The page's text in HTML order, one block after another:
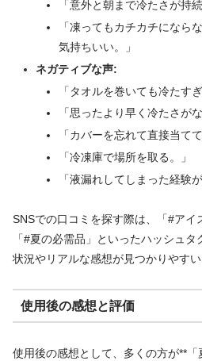
「意外と朝まで冷たさが持
「凍ってもカチカチになら
気持ちいい。」
ネガティブな声:
「タオルを巻いても冷たす
「思ったより早く冷たさが
「カバーを忘れて直接当て
「冷凍庫で場所を取る。」
「液漏れしてしまった経験
SNSでの口コミを探す際は、「#アイ
「#夏の必需品」といったハッシュ
状況やリアルな感想が見つかりやすい
使用後の感想と評価
使用後の感想として、多くの方が**